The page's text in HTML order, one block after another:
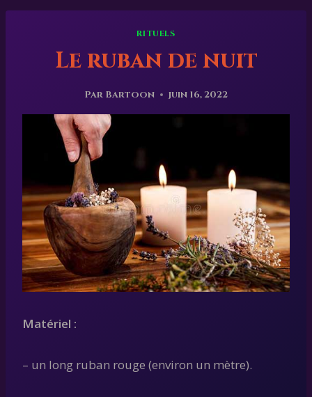
RITUELS
Le ruban de nuit
Par Bartoon juin 16, 2022
Matériel :
– un long ruban rouge (environ un mètre).